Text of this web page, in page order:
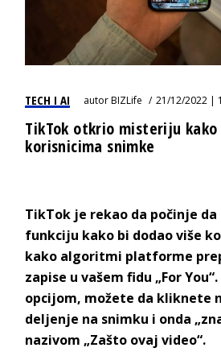
TECH I AI autorBIZLife 21/12/2022 |
TikTok otkrio misteriju kako
korisnicima snimke
TikTok je rekao da počinje da
funkciju kako bi dodao više
kako algoritmi platforme
zapise u vašem fidu „For
opcijom, možete da kliknete
deljenje na snimku i onda
nazivom „Zašto ovaj video“.